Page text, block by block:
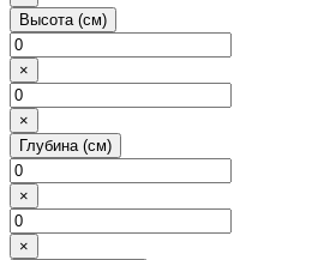
Высота (см)
×
×
Глубина (см)
×
×